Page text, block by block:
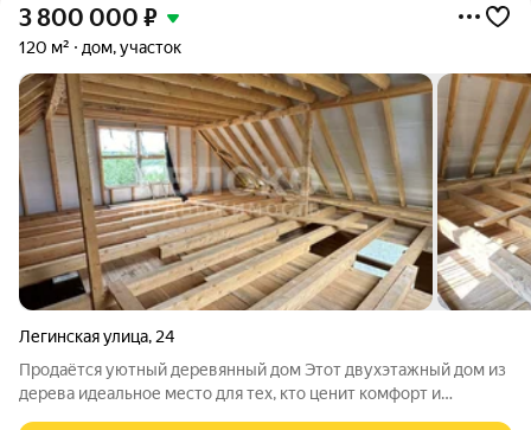
3 800 000 ₽
120 м² дом, участок
Легинская улица, 24
Продаётся уютный деревянный дом Этот двухэтажный дом из
дерева идеальное место для тех, кто ценит комфорт и